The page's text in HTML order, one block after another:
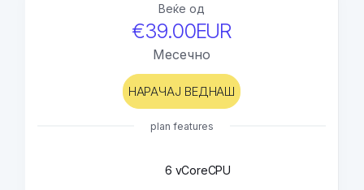
Веќе од
€39.00EUR
Месечно
НАРАЧАЈ ВЕДНАШ
plan features
6 vCoreCPU